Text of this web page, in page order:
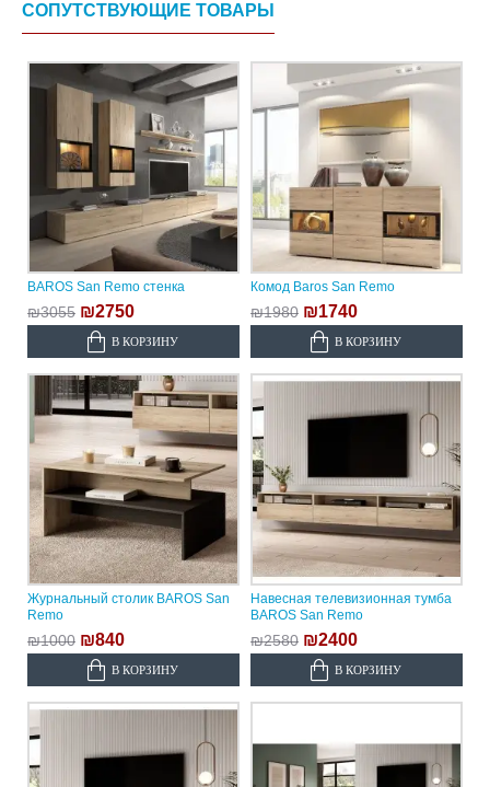
СОПУТСТВУЮЩИЕ ТОВАРЫ
BAROS San Remo стенка
₪3055 ₪2750
В КОРЗИНУ
Комод Baros San Remo
₪1980 ₪1740
В КОРЗИНУ
Журнальный столик BAROS San
Remo
₪1000 ₪840
В КОРЗИНУ
Навесная телевизионная тумба
BAROS San Remo
₪2580 ₪2400
В КОРЗИНУ